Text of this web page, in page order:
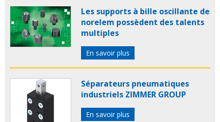
Les supports à bille oscillante de
norelem possèdent des talents
multiples
En savoir plus
Séparateurs pneumatiques
industriels ZIMMER GROUP
En savoir plus